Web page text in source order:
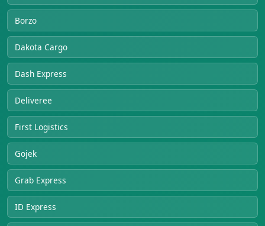
Borzo
Dakota Cargo
Dash Express
Deliveree
First Logistics
Gojek
Grab Express
ID Express